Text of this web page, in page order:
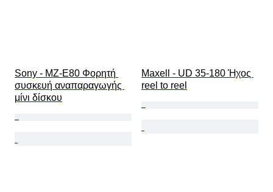
Sony - MZ-E80 Φορητή
συσκευή αναπαραγωγής
μίνι δίσκου
Maxell - UD 35-180 Ήχος
reel to reel